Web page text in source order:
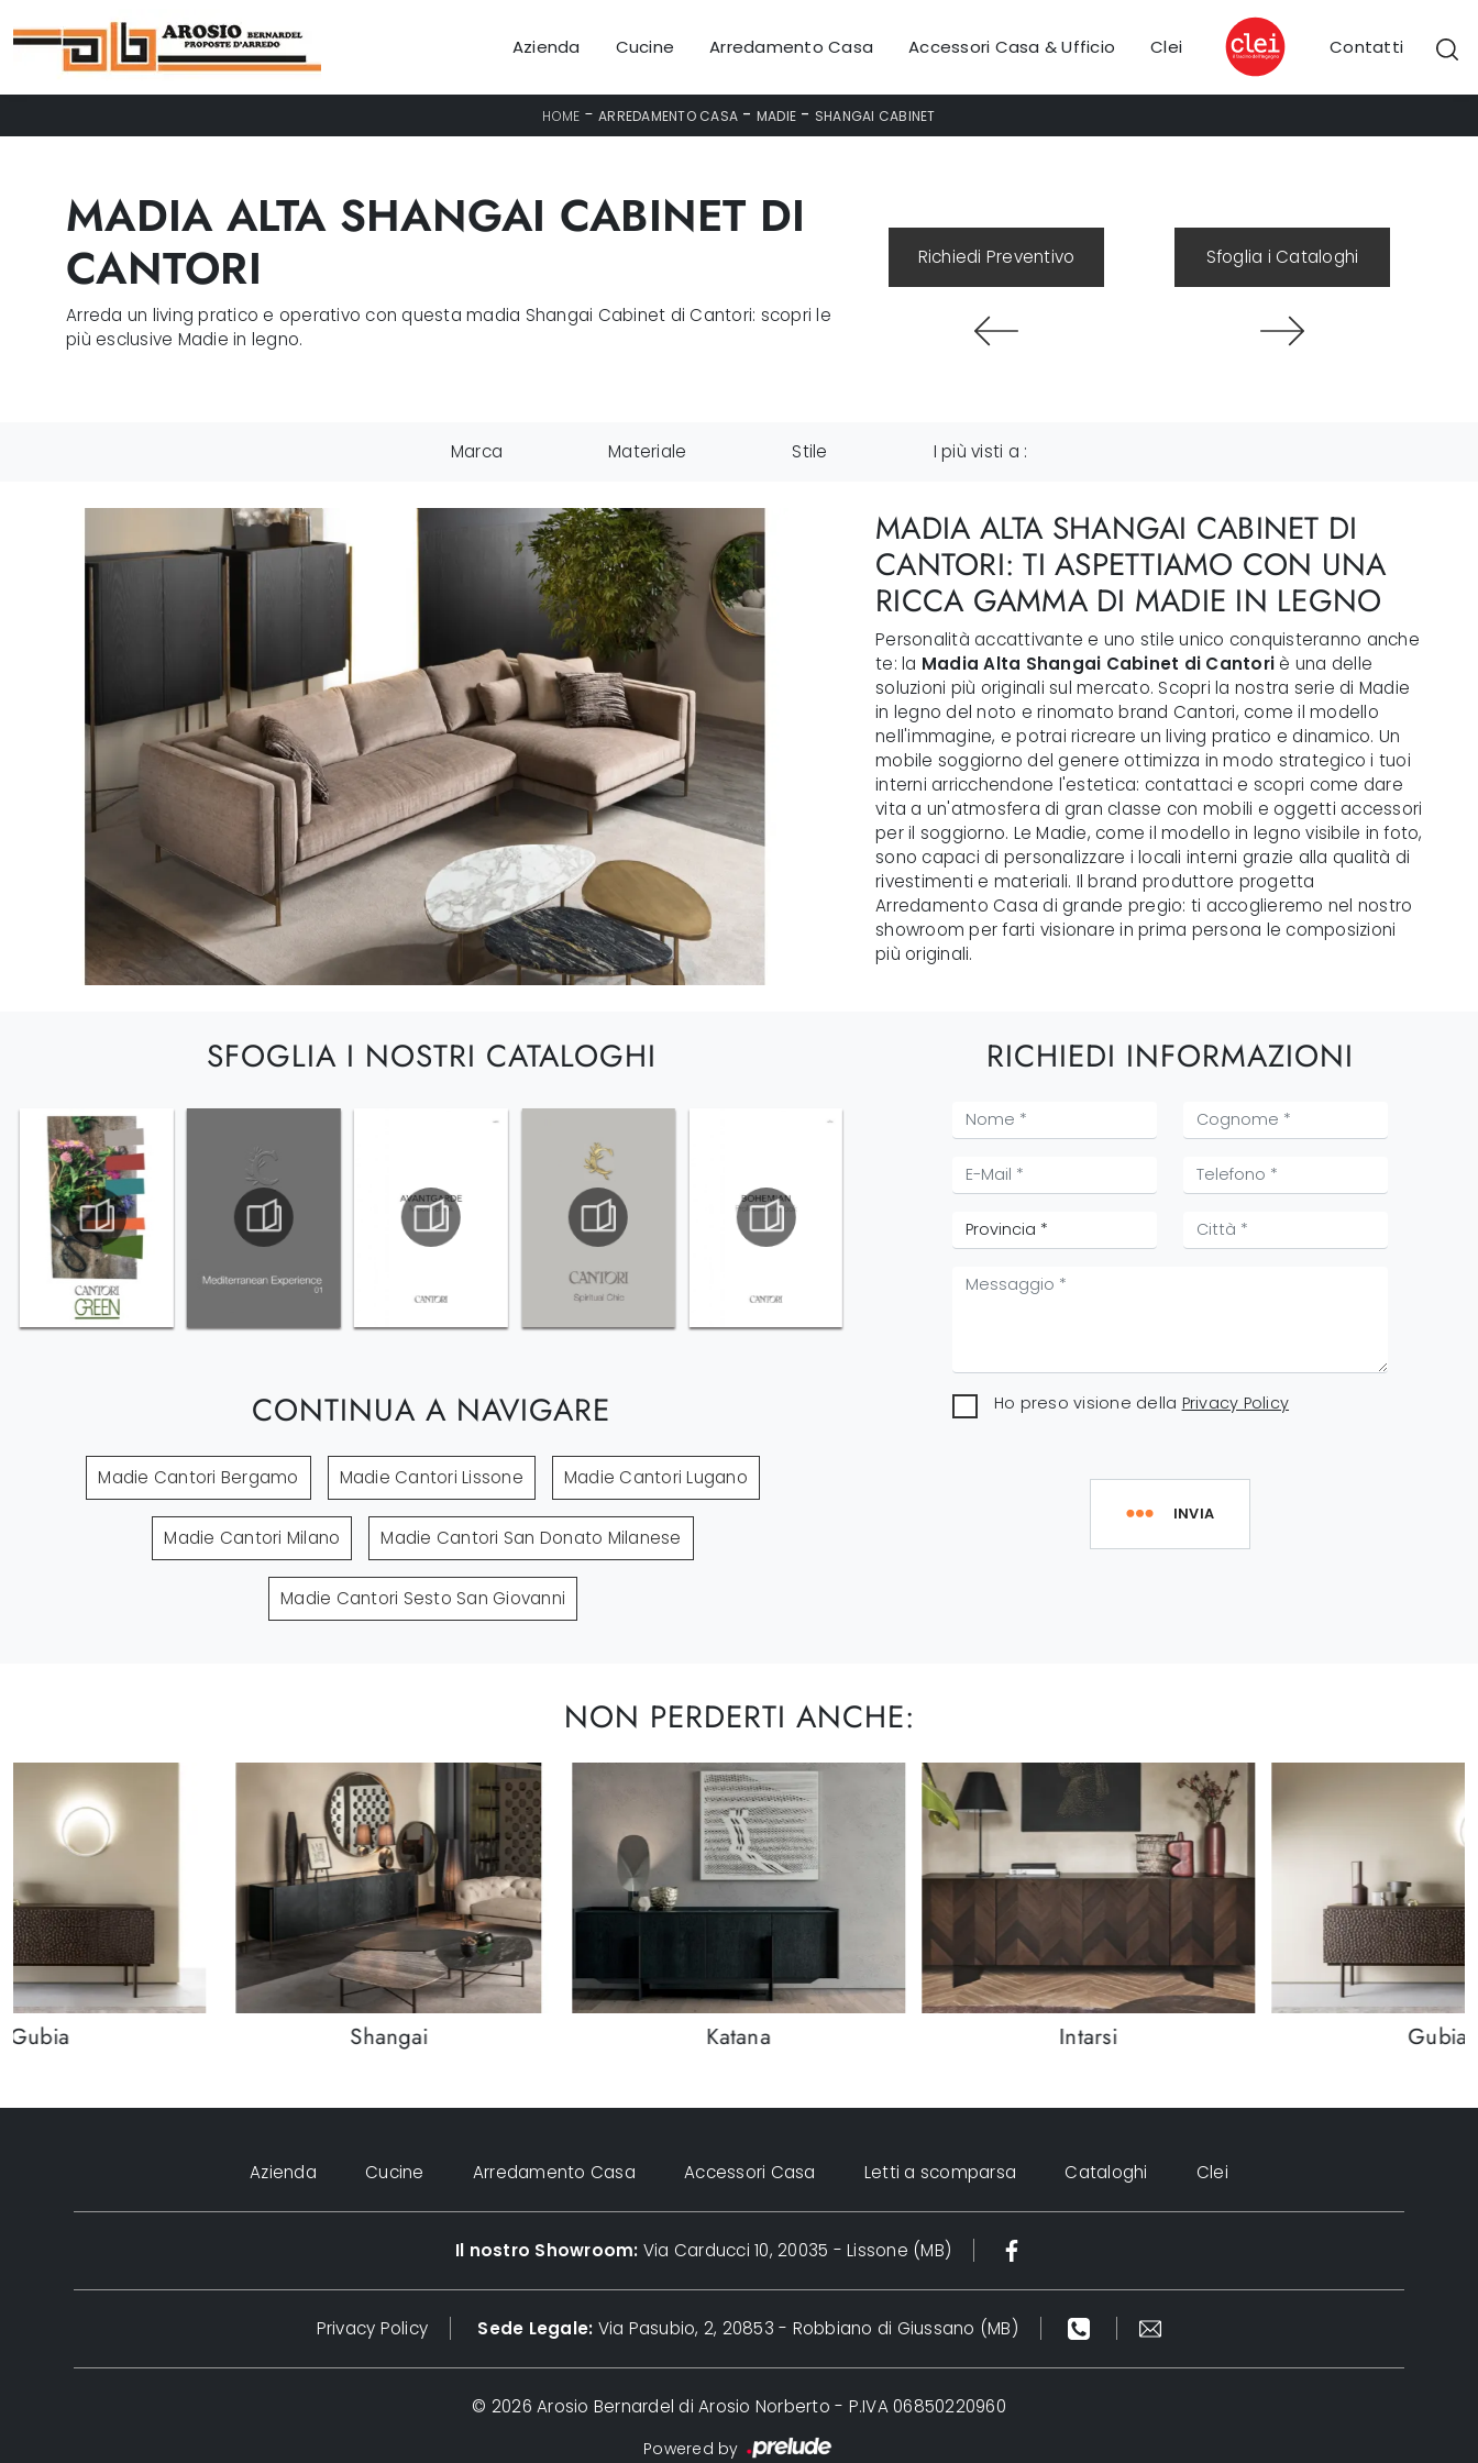
Azienda Cucine Arredamento Casa Accessori Casa & Ufficio Clei Contatti
HOME -ARREDAMENTO CASA - MADIE - SHANGAI CABINET
MADIA ALTA SHANGAI CABINET DI
CANTORI
Arreda un living pratico e operativo con questa madia Shangai Cabinet di Cantori: scopri le
più esclusive Madie in legno.
Richiedi Preventivo Sfoglia i Cataloghi
Marca Materiale Stile I più visti a :
MADIA ALTA SHANGAI CABINET DI
CANTORI: TI ASPETTIAMO CON UNA
RICCA GAMMA DI MADIE IN LEGNO
Personalità accattivante e uno stile unico conquisteranno anche
te: la Madia Alta Shangai Cabinet di Cantori è una delle
soluzioni più originali sul mercato. Scopri la nostra serie di Madie
in legno del noto e rinomato brand Cantori, come il modello
nell'immagine, e potrai ricreare un living pratico e dinamico. Un
mobile soggiorno del genere ottimizza in modo strategico i tuoi
interni arricchendone l'estetica: contattaci e scopri come dare
vita a un'atmosfera di gran classe con mobili e oggetti accessori
per il soggiorno. Le Madie, come il modello in legno visibile in foto,
sono capaci di personalizzare i locali interni grazie alla qualità di
rivestimenti e materiali. Il brand produttore progetta
Arredamento Casa di grande pregio: ti accoglieremo nel nostro
showroom per farti visionare in prima persona le composizioni
più originali.
SFOGLIA I NOSTRI CATALOGHI
CONTINUA A NAVIGARE
Madie Cantori Bergamo Madie Cantori Lissone Madie Cantori Lugano
Madie Cantori Milano Madie Cantori San Donato Milanese
Madie Cantori Sesto San Giovanni
RICHIEDI INFORMAZIONI
Ho preso visione della Privacy Policy
INVIA
NON PERDERTI ANCHE:
Gubia Shangai Katana Intarsi Gubia
Azienda Cucine Arredamento Casa Accessori Casa Letti a scomparsa Cataloghi Clei
Il nostro Showroom: Via Carducci 10, 20035 - Lissone (MB)
Privacy Policy Sede Legale: Via Pasubio, 2, 20853 - Robbiano di Giussano (MB)
© 2026 Arosio Bernardel di Arosio Norberto - P.IVA 06850220960
Powered by